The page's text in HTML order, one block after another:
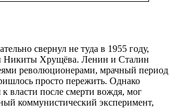
свернул не туда в 1955 году,
Никиты Хрущёва. Ленин и Сталин
революционерами, мрачный период
просто пережить. Однако
власти после смерти вождя, мог
коммунистический эксперимент,